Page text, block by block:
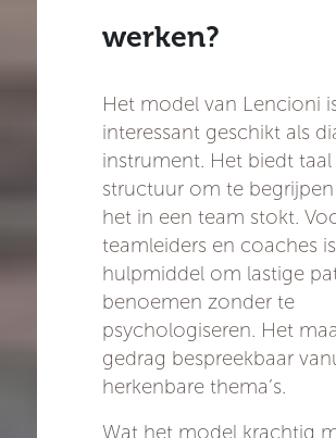
werken?
Het model van Lencioni
interessant geschikt als
instrument. Het biedt taal
structuur om te
het in een team stokt.
teamleiders en coaches
hulpmiddel om lastige
benoemen zonder te
psychologiseren. Het
gedrag bespreekbaar
herkenbare thema’s.
Wat het model krachtig